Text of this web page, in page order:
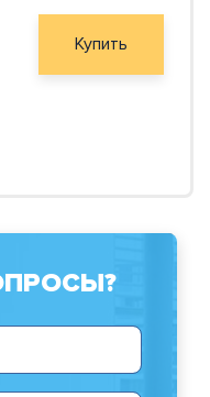
Купить